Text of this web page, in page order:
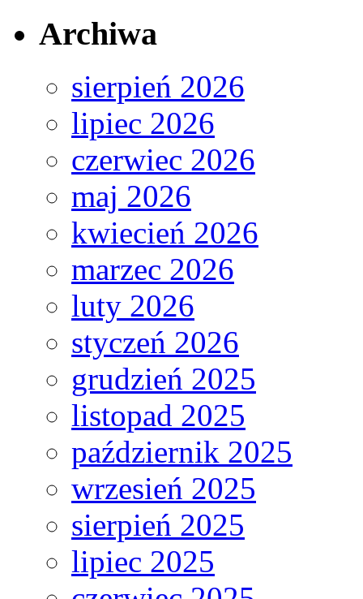
Archiwa
sierpień 2026
lipiec 2026
czerwiec 2026
maj 2026
kwiecień 2026
marzec 2026
luty 2026
styczeń 2026
grudzień 2025
listopad 2025
październik 2025
wrzesień 2025
sierpień 2025
lipiec 2025